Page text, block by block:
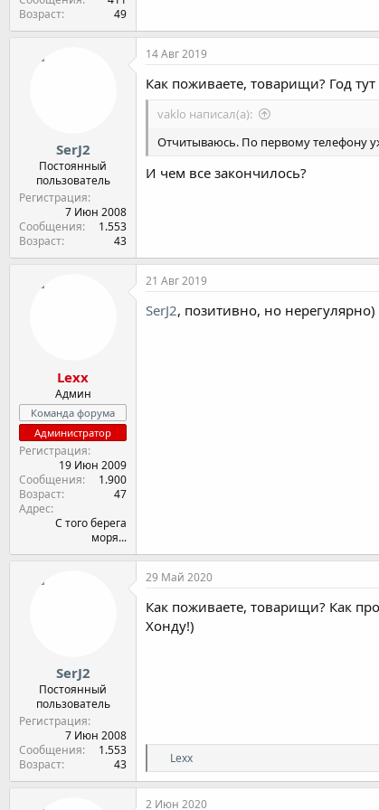
Возраст
49
SerJ2
Постоянный
пользователь
Регистрация
7 Июн 2008
Сообщения
1.553
Возраст
43
14 Авг 2019
Как поживаете, товарищи? Год
vaklo написал(а):
Отчитываюсь. По первому телефону
И чем все закончилось?
Lexx
Админ
Команда форума
Администратор
Регистрация
19 Июн 2009
Сообщения
1.900
Возраст
47
Адрес
С того берега
моря...
21 Авг 2019
SerJ2, позитивно, но нерегулярно)
SerJ2
Постоянный
пользователь
Регистрация
7 Июн 2008
Сообщения
1.553
Возраст
43
29 Май 2020
Как поживаете, товарищи? Как
Хонду!)
Р
е
а
к
Lexx
2 Июн 2020